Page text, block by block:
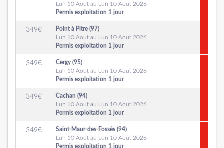
Lun 10 Aout au Lun 10 Aout 2026
Permis exploitation 1 jour
349€
Point à Pitre (97)
Lun 10 Aout au Lun 10 Aout 2026
Permis exploitation 1 jour
349€
Cergy (95)
Lun 10 Aout au Lun 10 Aout 2026
Permis exploitation 1 jour
349€
Cachan (94)
Lun 10 Aout au Lun 10 Aout 2026
Permis exploitation 1 jour
349€
Saint-Maur-des-Fossés (94)
Lun 10 Aout au Lun 10 Aout 2026
Permis exploitation 1 jour